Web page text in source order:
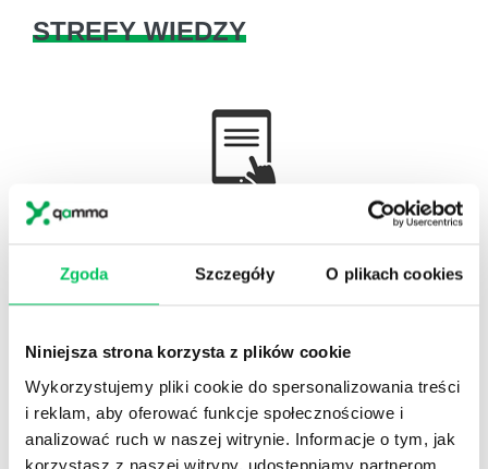
Zgoda Szczegóły O plikach cookies
Niniejsza strona korzysta z plików cookie
Wykorzystujemy pliki cookie do spersonalizowania treści
i reklam, aby oferować funkcje społecznościowe i
analizować ruch w naszej witrynie. Informacje o tym, jak
korzystasz z naszej witryny, udostępniamy partnerom
STREFY WIEDZY
WikiGamma HR
wiedzy.
Gamma Q&A
Odpowiedzi na często pojawiające się pytania z